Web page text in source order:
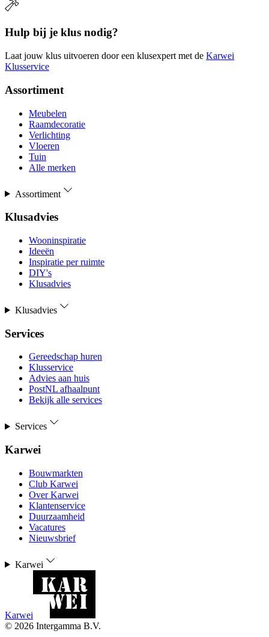
Hulp bij je klus nodig?
Laat jouw klus uitvoeren door een klusexpert met de Karwei
Klusservice
Assortiment
Meubelen
Raamdecoratie
Verlichting
Vloeren
Tuin
Alle merken
Assortiment
Klusadvies
Wooninspiratie
Ideeën
Inspiratie per ruimte
DIY's
Klusadvies
Klusadvies
Services
Gereedschap huren
Klusservice
Advies aan huis
PostNL afhaalpunt
Bekijk alle services
Services
Karwei
Bouwmarkten
Club Karwei
Over Karwei
Klantenservice
Duurzaamheid
Vacatures
Nieuwsbrief
Karwei
Karwei
© 2026 Intergamma B.V.